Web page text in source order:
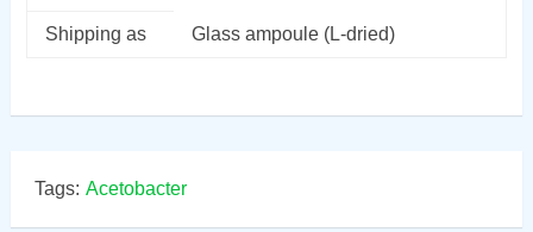
Shipping as Glass ampoule (L-dried)
Tags: Acetobacter